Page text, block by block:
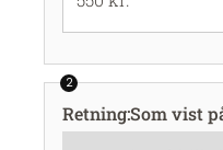
2
Retning:Som vist